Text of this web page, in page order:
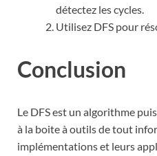
détectez les cycles.
Utilisez DFS pour
Conclusion
Le DFS est un algorithme
à la boite à outils de tout
implémentations et leurs